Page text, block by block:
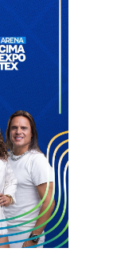
com 30
aplicação de
de casos de
enxaqueca
de trânsito
e
de semana, 43
do